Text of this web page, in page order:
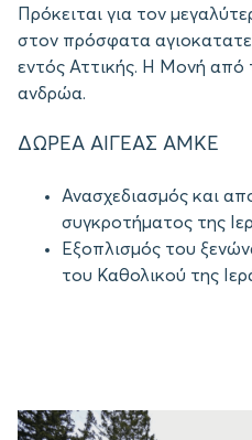
Πρόκειται για τον
στον πρόσφατα
εντός Αττικής. Η Μονή από
ανδρώα.
ΔΩΡΕΑ ΑΙΓΕΑΣ ΑΜΚΕ
Ανασχεδιασμός και
συγκροτήματος της
Εξοπλισμός του
του Καθολικού της